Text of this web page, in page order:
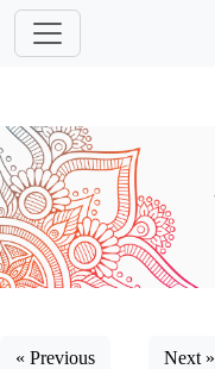
« Previous Next »